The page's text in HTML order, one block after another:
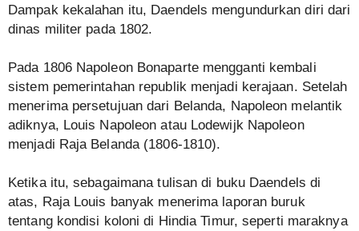
Dampak kekalahan itu, Daendels mengundurkan diri dari
dinas militer pada 1802.
Pada 1806 Napoleon Bonaparte mengganti kembali
sistem pemerintahan republik menjadi kerajaan. Setelah
menerima persetujuan dari Belanda, Napoleon melantik
adiknya, Louis Napoleon atau Lodewijk Napoleon
menjadi Raja Belanda (1806-1810).
Ketika itu, sebagaimana tulisan di buku Daendels di
atas, Raja Louis banyak menerima laporan buruk
tentang kondisi koloni di Hindia Timur, seperti maraknya